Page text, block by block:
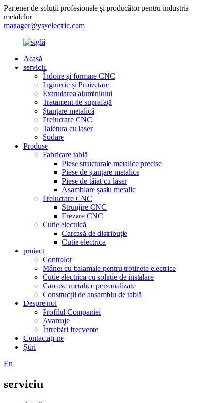
Partener de soluții profesionale și producător pentru industria
metalelor
manager@ysyelectric.com
Acasă
serviciu
Îndoire și formare CNC
Inginerie și Proiectare
Extrudarea aluminiului
Tratament de suprafață
Ștanțare metalică
Prelucrare CNC
Taietura cu laser
Sudare
Produse
Fabricare tablă
Piese structurale metalice precise
Piese de ștanțare metalice
Piese de tăiat cu laser
Asamblare șasiu metalic
Prelucrare CNC
Strunjire CNC
Frezare CNC
Cutie electrică
Carcasă de distribuție
Cutie electrica
proiect
Controlor
Mâner cu balamale pentru trotinete electrice
Cutie electrica cu solutie de instalare
Carcase metalice personalizate
Construcții de ansamblu de tablă
Despre noi
Profilul Companiei
Avantaje
Întrebări frecvente
Contactaţi-ne
Știri
En
serviciu